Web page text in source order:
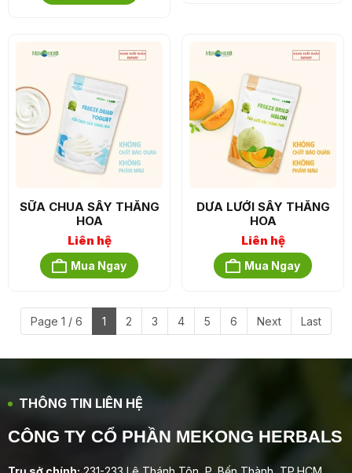
SỮA CHUA SẤY THĂNG
HOA
Liên hệ
Mua Ngay
DƯA LƯỚI SẤY THĂNG
HOA
Liên hệ
Mua Ngay
Page 1 / 6 1 2 3 4 5 6 Next Last
THÔNG TIN LIÊN HỆ
CÔNG TY CỔ PHẦN MEKONG HERBALS